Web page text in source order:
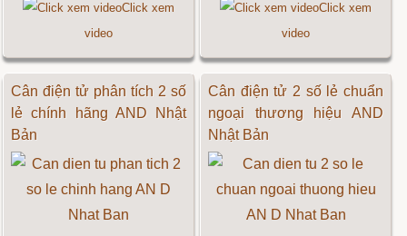
Click xem
video
Click xem
video
Cân điện tử phân tích 2 số
lẻ chính hãng AND Nhật
Bản
Cân điện tử 2 số lẻ chuẩn
ngoại thương hiệu AND
Nhật Bản